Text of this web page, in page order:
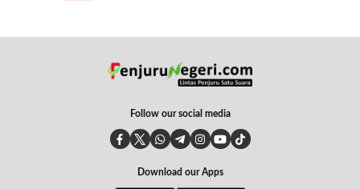
Follow our social media
Download our Apps